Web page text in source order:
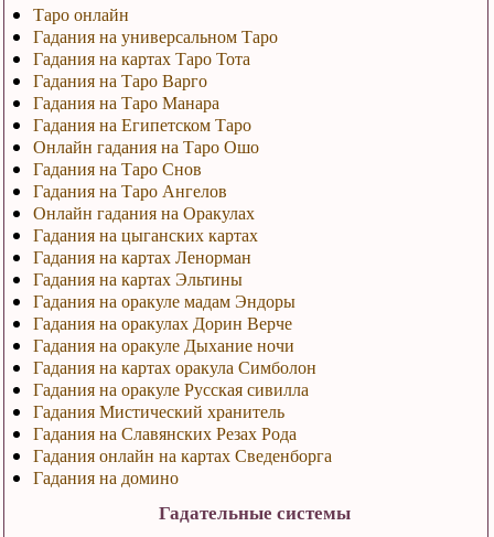
Таро онлайн
Гадания на универсальном Таро
Гадания на картах Таро Тота
Гадания на Таро Варго
Гадания на Таро Манара
Гадания на Египетском Таро
Онлайн гадания на Таро Ошо
Гадания на Таро Снов
Гадания на Таро Ангелов
Онлайн гадания на Оракулах
Гадания на цыганских картах
Гадания на картах Ленорман
Гадания на картах Эльтины
Гадания на оракуле мадам Эндоры
Гадания на оракулах Дорин Верче
Гадания на оракуле Дыхание ночи
Гадания на картах оракула Симболон
Гадания на оракуле Русская сивилла
Гадания Мистический хранитель
Гадания на Славянских Резах Рода
Гадания онлайн на картах Сведенборга
Гадания на домино
Гадательные системы